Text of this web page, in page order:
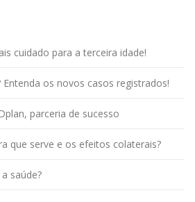
cuidado para a terceira idade!
os novos casos registrados!
parceria de sucesso
que serve e os efeitos colaterais?
saúde?